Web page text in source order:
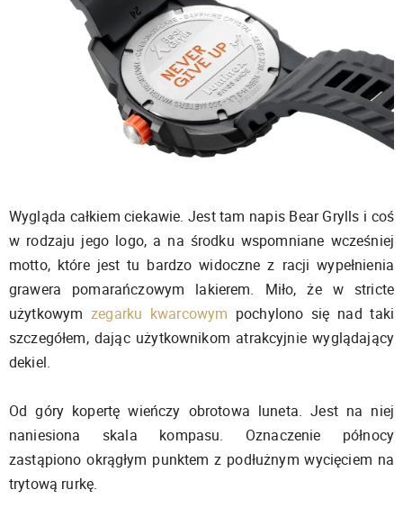
Wygląda całkiem ciekawie. Jest tam napis Bear Grylls i coś
w rodzaju jego logo, a na środku wspomniane wcześniej
motto, które jest tu bardzo widoczne z racji wypełnienia
grawera pomarańczowym lakierem. Miło, że w stricte
użytkowymzegarku kwarcowym pochylono się nad taki
szczegółem, dając użytkownikom atrakcyjnie wyglądający
dekiel.
Od góry kopertę wieńczy obrotowa luneta. Jest na niej
naniesiona skala kompasu. Oznaczenie północy
zastąpiono okrągłym punktem z podłużnym wycięciem na
trytową rurkę.